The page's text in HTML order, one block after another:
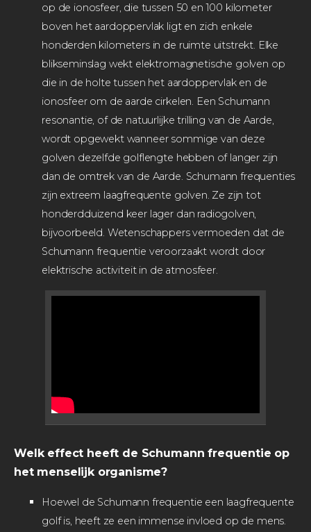
op de ionosfeer, die tussen 50 en 100 kilometer
boven het aardoppervlak ligt en zich enkele
honderden kilometers in de ruimte uitstrekt. Elke
blikseminslag wekt elektromagnetische golven op
die in de holte tussen het aardoppervlak en de
ionosfeer om de aarde cirkelen. Een Schumann
resonantie, of de natuurlijke trilling van de Aarde,
wordt opgewekt wanneer sommige van deze
golven dezelfde golflengte hebben of langer zijn
dan de omtrek van de Aarde. Schumann frequenties
zijn extreem laagfrequente golven. Ze zijn tot
honderdduizend keer lager dan radiogolven,
bijvoorbeeld. Wetenschappers vermoeden dat de
Schumann frequentie veroorzaakt wordt door
elektrische activiteit in de atmosfeer.
Welk effect heeft de Schumann frequentie op
het menselijk organisme?
Hoewel de Schumann frequentie een laagfrequente
golf is, heeft ze een immense invloed op de mens.